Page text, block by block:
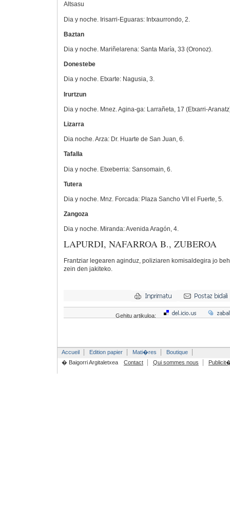
Altsasu
Dia y noche. Irisarri-Eguaras: Intxaurrondo, 2.
Baztan
Dia y noche. Mariñelarena: Santa María, 33 (Oronoz).
Donestebe
Dia y noche. Etxarte: Nagusia, 3.
Irurtzun
Dia y noche. Mnez. Agina-ga: Larrañeta, 17 (Etxarri-
Lizarra
Dia noche. Arza: Dr. Huarte de San Juan, 6.
Tafalla
Dia y noche. Etxeberria: Sansomain, 6.
Tutera
Dia y noche. Mnz. Forcada: Plaza Sancho VII el Fuerte, 5.
Zangoza
Dia y noche. Miranda: Avenida Aragón, 4.
LAPURDI, NAFARROA B., ZUBEROA
Frantziar legearen aginduz, poliziaren komisaldegira jo
zein den jakiteko.
Gehitu artikuloa:
Accueil Edition papier Mati�res
Boutique
� Baigorri Argitaletxea
Contact Qui sommes nous